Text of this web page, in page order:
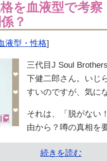
を血液型で考
？
液型・性格]
三代目J Soul
下健二郎さん。いじ
すいのですが、気に
それは、「脱がない
由から？噂の真相を
続きを読む